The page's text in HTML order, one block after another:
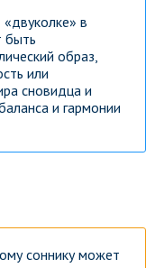
в
быть
образ,
или
сновидца и
и гармонии
соннику может